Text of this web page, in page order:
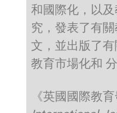
和國際化，以
究，發表了有
文，並出版了
教育市場化和
《英國國際教